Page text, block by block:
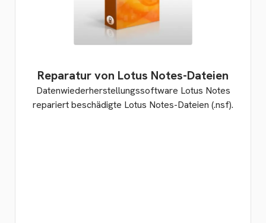
Reparatur von Lotus Notes-Dateien
Datenwiederherstellungssoftware Lotus Notes
repariert beschädigte Lotus Notes-Dateien (.nsf).